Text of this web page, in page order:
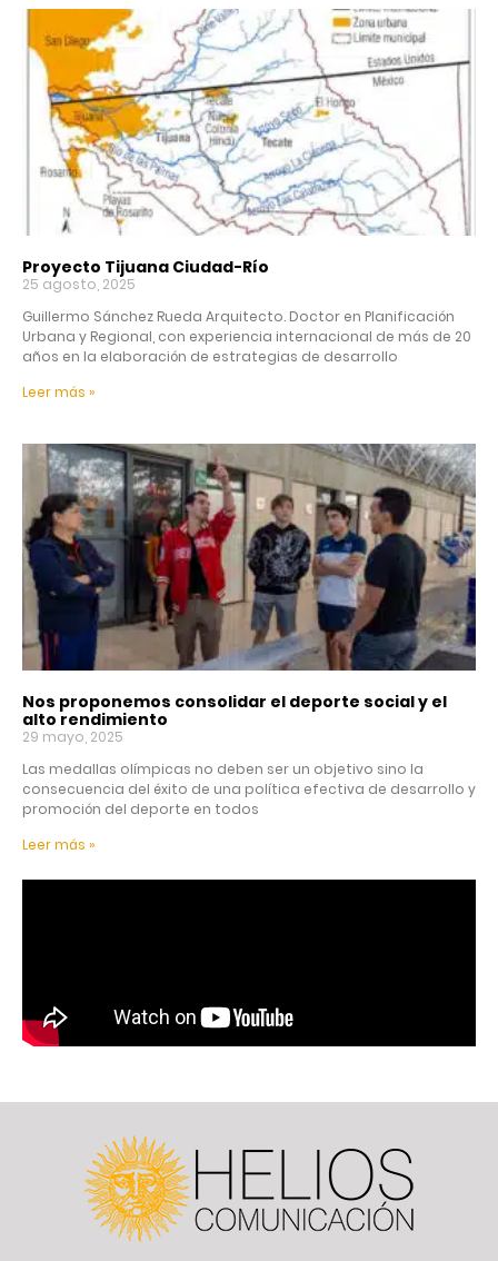
Proyecto Tijuana Ciudad-Río
25 agosto, 2025
Guillermo Sánchez Rueda Arquitecto. Doctor en Planificación
Urbana y Regional, con experiencia internacional de más de 20
años en la elaboración de estrategias de desarrollo
Leer más »
Nos proponemos consolidar el deporte social y el
alto rendimiento
29 mayo, 2025
Las medallas olímpicas no deben ser un objetivo sino la
consecuencia del éxito de una política efectiva de desarrollo y
promoción del deporte en todos
Leer más »